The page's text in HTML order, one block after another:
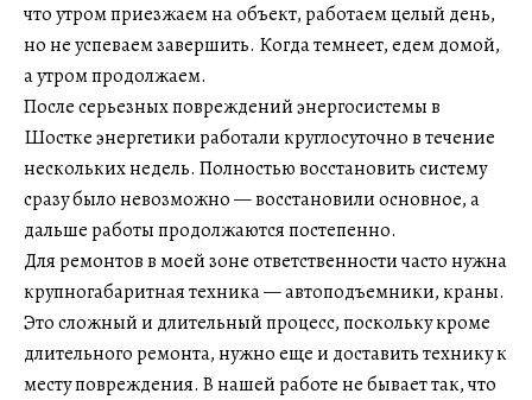
что утром приезжаем на объект, работаем целый день,
но не успеваем завершить. Когда темнеет, едем домой,
а утром продолжаем.
После серьезных повреждений энергосистемы в
Шостке энергетики работали круглосуточно в течение
нескольких недель. Полностью восстановить систему
сразу было невозможно — восстановили основное, а
дальше работы продолжаются постепенно.
Для ремонтов в моей зоне ответственности часто нужна
крупногабаритная техника — автоподъемники, краны.
Это сложный и длительный процесс, поскольку кроме
длительного ремонта, нужно еще и доставить технику к
месту повреждения. В нашей работе не бывает так, что